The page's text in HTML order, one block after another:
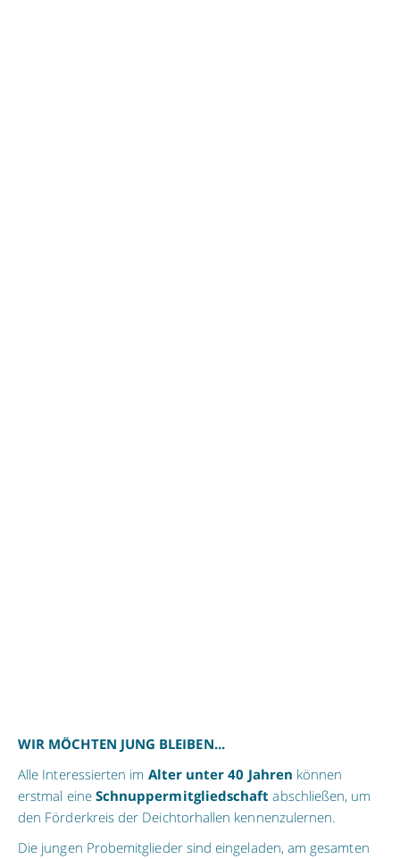
WIR MÖCHTEN JUNG BLEIBEN...
Alle Interessierten im Alter unter 40 Jahren können
erstmal eine Schnuppermitgliedschaft abschließen, um
den Förderkreis der Deichtorhallen kennenzulernen.
Die jungen Probemitglieder sind eingeladen, am gesamten